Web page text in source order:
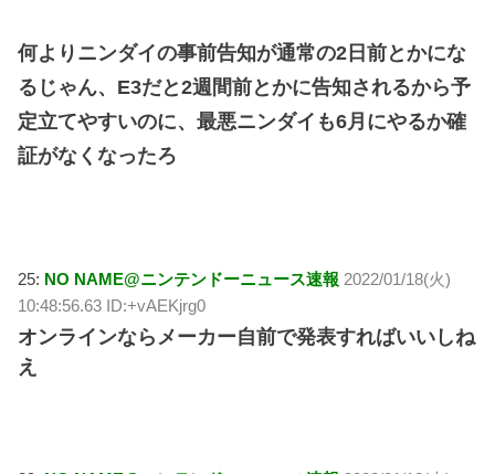
何よりニンダイの事前告知が通常の2日前とかにな
るじゃん、E3だと2週間前とかに告知されるから予
定立てやすいのに、最悪ニンダイも6月にやるか確
証がなくなったろ
25: NO NAME@ニンテンドーニュース速報 2022/01/18(火)
10:48:56.63 ID:+vAEKjrg0
オンラインならメーカー自前で発表すればいいしね
え